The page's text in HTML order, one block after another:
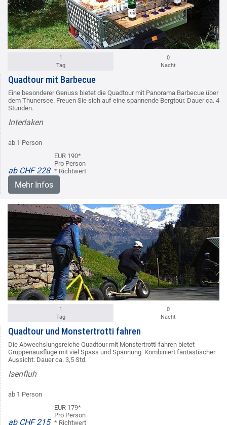
1
Tag
0
Nacht
Quadtour mit Barbecue
Eine besonderer Genuss bietet die Quadtour mit Panorama Barbecue über
dem Thunersee. Freuen Sie sich auf eine spannende Bergtour. Dauer ca. 4
Stunden.
Interlaken
ab 1 Person
ab CHF 228
EUR 190*
Pro Person
* Richtwert
Mehr Infos
1
Tag
0
Nacht
Quadtour und Monstertrotti fahren
Die Abwechslungsreiche Quadtour mit Monstertrotti fahren bietet
Gruppenausflüge mit viel Spass und Spannung. Kombiniert fantastischer
Aussicht. Dauer ca. 3,5 Std.
Isenfluh
ab 1 Person
ab CHF 215
EUR 179*
Pro Person
* Richtwert